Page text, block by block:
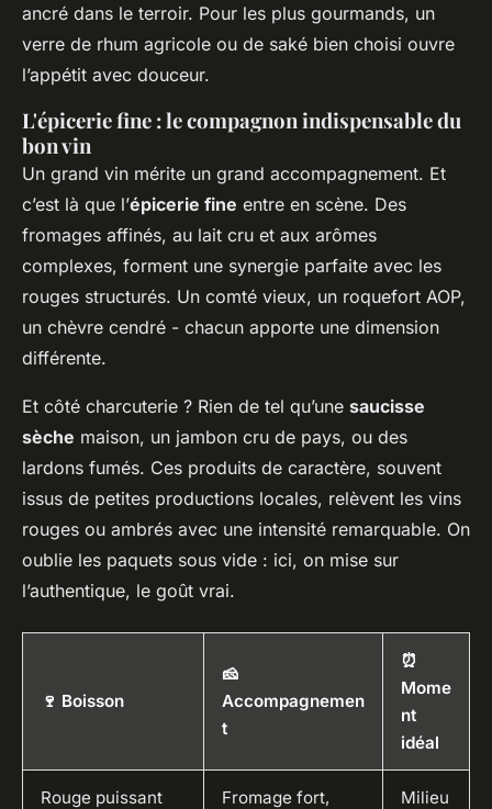
ancré dans le terroir. Pour les plus gourmands, un
verre de rhum agricole ou de saké bien choisi ouvre
l’appétit avec douceur.
L'épicerie fine : le compagnon indispensable du
bon vin
Un grand vin mérite un grand accompagnement. Et
c’est là que l’épicerie fine entre en scène. Des
fromages affinés, au lait cru et aux arômes
complexes, forment une synergie parfaite avec les
rouges structurés. Un comté vieux, un roquefort AOP,
un chèvre cendré - chacun apporte une dimension
différente.
Et côté charcuterie ? Rien de tel qu’une saucisse
sèche maison, un jambon cru de pays, ou des
lardons fumés. Ces produits de caractère, souvent
issus de petites productions locales, relèvent les vins
rouges ou ambrés avec une intensité remarquable. On
oublie les paquets sous vide : ici, on mise sur
l’authentique, le goût vrai.
🍷 Boisson
🧀
Accompagnemen
t
⏰
Mome
nt
idéal
Rouge puissant
Fromage fort,
Milieu